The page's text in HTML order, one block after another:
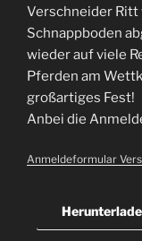
Verschneider Ritt
Schnappboden
wieder auf viele
Pferden am
großartiges Fest!
Anbei die
Anmeldeformular